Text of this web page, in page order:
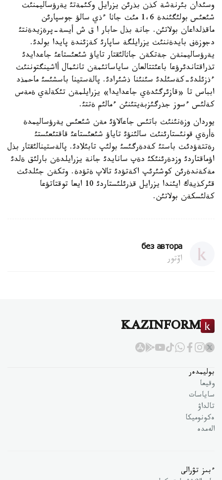
وسئدان بئرنةشة كذن بذرئن يزرايل وكئمةتئ يةرؤساليمنئث
شئعئس بولئگئندة 1،6 مئث جاثا ءذي سالؤ جوسپارئن
ماقذلداعان بولاتئن. جانة بذل حابار ا ق ش أيسة-پرةزيدةنتئ
دجوزةف بايدةننئث يزرايلگة ساپارئ كةزئندة پايدا بولدئ.
يةرؤساليمنةن جةتكةن جاثالئقتار تاياؤ شئعئستاعئ جاعدايدئ
تذراقتاندئرؤعا باعئتتالعان ساياساتئمةن تانئمال أاشينگتوننئث
ءذزئلدئ-كةسئلدئ سئنئنا ذشئرادئ. پالةستينا باسشئسئ ماحمذد
ابباس تا «قازئرگئدةي جاعدايدا» يزرايلمةن تئكةلةي ةمةس
كةلئس ءسوز جذرگئزبةيتئنئن ءمالئم ةتتئ.
يوردان وزةنئنئث باتئس جاعالاؤئ مةن شئعئس يةرؤساليمدة
ةأرةي قونئستارئنئث سالئنؤئ تاياؤ شئعئستاعئ قاقتئعئستئ
رةتتةؤدئث باستئ كةدةرگئسئ بولئپ تابئلادئ. پالةستينالئقتار بذل
اؤماقتاردئ وزدةرئنئكئ دةپ سانايدئ جانة يزرايلدةن بارلئق ةلدئ
مةكةندةرئن كوشئرئپ اكةتؤدئ تالاپ ةتؤدة. وتكةن جئلدئث
قئركذيةك ايئندا يزرايل قذرئلئستاردئ 10 ايعا توقتاتؤعا
كةلئسكةن بولاتئن.
без автора
اۆتور
KAZINFORM
بوليمدەر
وقيعا
ساياسات
تالداۋ
ەكونوميكا
الەمدە
ءبىز تۋرالى